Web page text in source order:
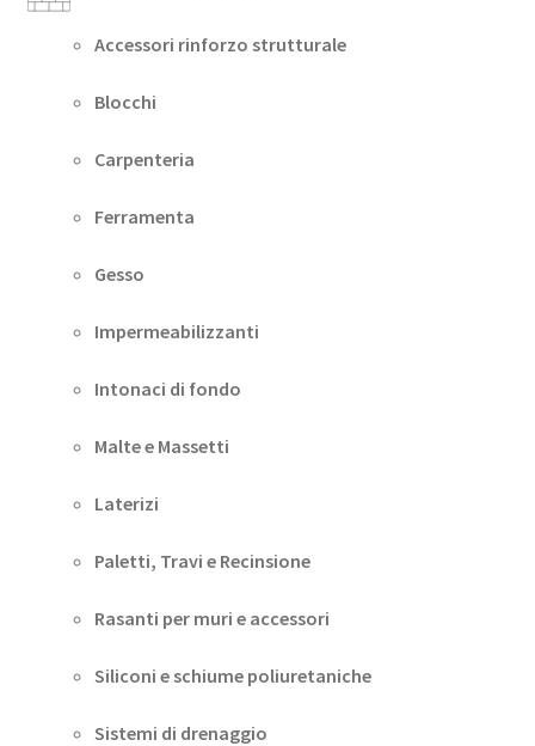
Accessori rinforzo strutturale
Blocchi
Carpenteria
Ferramenta
Gesso
Impermeabilizzanti
Intonaci di fondo
Malte e Massetti
Laterizi
Paletti, Travi e Recinsione
Rasanti per muri e accessori
Siliconi e schiume poliuretaniche
Sistemi di drenaggio